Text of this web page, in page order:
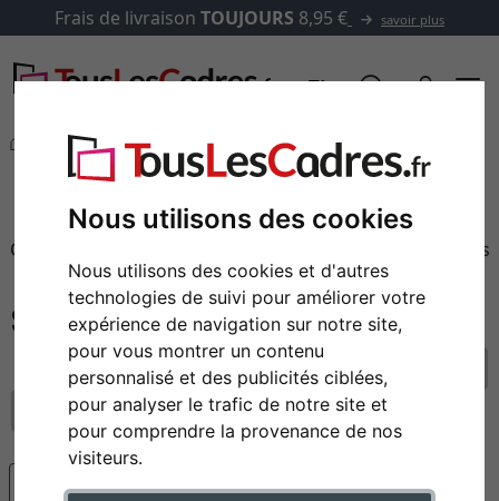
Nous utilisons des cookies
Nous utilisons des cookies et d'autres
technologies de suivi pour améliorer votre
expérience de navigation sur notre site,
pour vous montrer un contenu
personnalisé et des publicités ciblées,
pour analyser le trafic de notre site et
pour comprendre la provenance de nos
visiteurs.
Frais de livraison TOUJOURS 8,95 € savoir plus
Cadres photo
Cadres à poser
filtre: format: 21 x 29,7 cm (A4)
Cadres à poser
Cadre photo avec support de table pour les photos et les
images de vos proches.
réinitialiser tous les filtres
format: 21 x 29,7 cm (A4)
populaire